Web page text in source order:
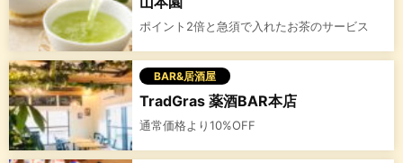
ポイント2倍と急須で入れたお茶のサービス
BAR&居酒屋
TradGras 薬酒BAR本店
通常価格より10%OFF